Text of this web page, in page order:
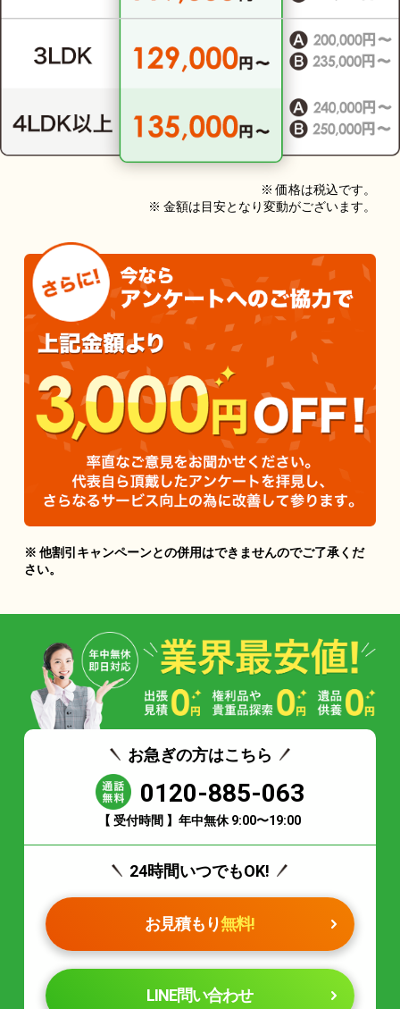
※ 価格は税込です。
※ 金額は目安となり変動がございます。
※ 他割引キャンペーンとの併用はできませんのでご了承くだ
さい。
お急ぎの方はこちら
0120-885-063
【 受付時間 】年中無休 9:00〜19:00
24時間いつでもOK!
お見積もり無料!
LINE問い合わせ